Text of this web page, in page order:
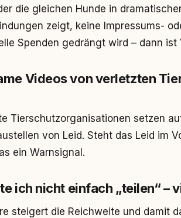
die gleichen Hunde in
zeigt, keine Impressums-
Spenden gedrängt wird – dann ist
Videos von verletzten
Tierschutzorganisationen setzen
von Leid. Steht das Leid im
ein Warnsignal.
ich nicht einfach „teilen“ –
steigert die Reichweite und damit